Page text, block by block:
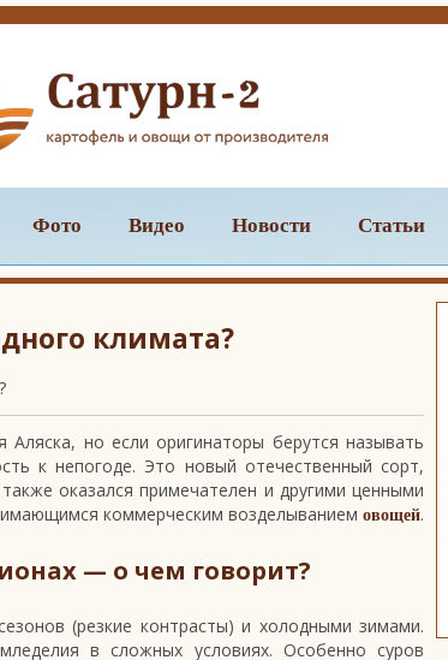
Фото Видео Новости Статьи
климата?
но если оригинаторы берутся называть
к непогоде. Это новый отечественный сорт,
оказался примечателен и другими ценными
коммерческим возделыванием овощей.
— о чем говорит?
(резкие контрасты) и холодными зимами.
в сложных условиях. Особенно суров